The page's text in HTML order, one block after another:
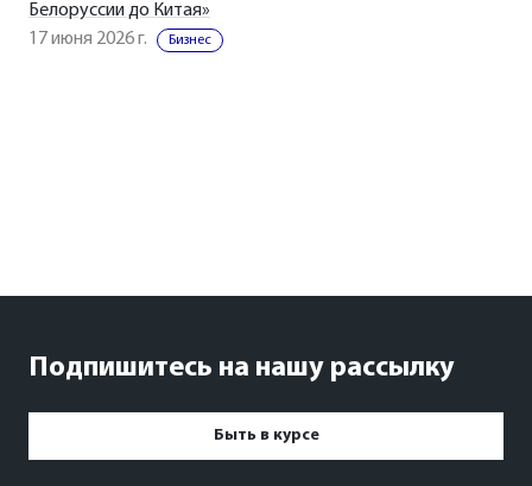
Белоруссии до Китая»
17 июня 2026 г.
Бизнес
Подпишитесь на нашу рассылку
Быть в курсе